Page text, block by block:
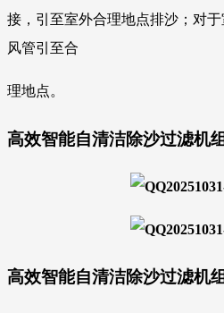
接， 引至室外合理地点排沙；对
风管引至合
理地点。
高效智能自清洁除沙过滤机
高效智能自清洁除沙过滤机